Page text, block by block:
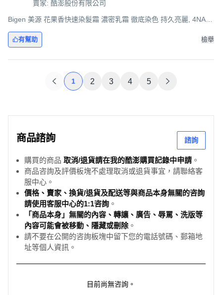
賣家: 酷澎股份有限公司
Bigen 美源 花果香快速染髮霜 濃密乳霜 徹底染色 持久亮麗, 4NA自
有幫助 檢舉
1 2 3 4 5
商品諮詢 諮詢
購買的商品 取消/退貨請在我的酷澎購買記錄中申請 。
商品咨詢及評價板塊不處理取消或退貨事宜，請聯絡客
服中心。
價格、賣家、換貨/退貨及配送等與商品本身無關的咨詢
請使用客服中心的1:1咨詢 。
「商品本身」無關的內容、轉讓、廣告、辱罵、洗版等
內容可能會被移動、隱藏或刪除。
請不要在公開的咨詢板塊中留下您的電話號碼、郵箱地
址等個人資訊。
目前尚無咨詢。